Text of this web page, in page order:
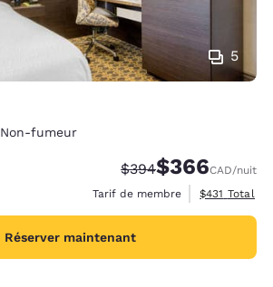
5
Non-fumeur
Tarif barré :
$394Tarif réduit :
$366CAD/nuit
Tarif de membre
Afficher les
$431 Total
Réserver maintenant